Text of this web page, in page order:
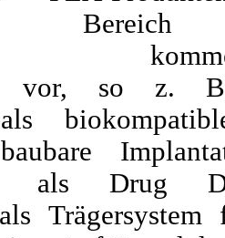
vor, so z.
als Drug
Trägersystem